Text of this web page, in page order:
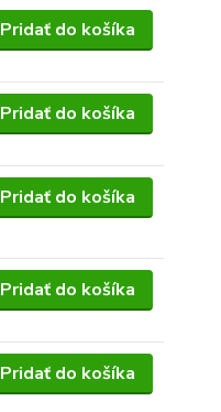
Pridať do košíka
Pridať do košíka
Pridať do košíka
Pridať do košíka
Pridať do košíka